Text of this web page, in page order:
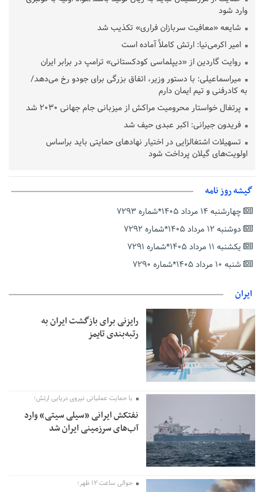
وارد شود
شایعه «معافیت سربازان فراری» تکذیب شد
امیر اکرمی‌نیا: ارتش کاملاً آماده است
روایت گاردین از «دیپلماسی کودکستانی» ترامپ در برابر ایران
میراسماعیلی: با دستور وزیر، اتفاق بزرگی برای جودو رخ می‌دهد/
به کادرفنی و تیم ایمان دارم
پرتغال خواستار محرومیت مراکش از میزبانی جام جهانی ۲۰۳۰ شد
فریدون جیرانی: اکبر عبدی حیف شد
تسهیلات اشتغالزایی در اختیار نهادهای حمایتی باید براساس
اولویت‌های گیلان پرداخت شود
دفتر رهبر انقلاب: مطالب خارج از مراجع رسمی فاقد سندیت است
بقائی: فضای مذاکرات فنی و سیاسی ایران و عمان درباره تنگه هرمز،
مثبت است
رئیس سازمان جهاد کشاورزی استان: کشاورزان گیلان نسبت به
دریافت یارانه کود اقدام کنند
گیشه روز نامه
چهارشنبه ۱۴ مرداد ۱۴۰۵*شماره ۷۲۹۳
دوشنبه ۱۲ مرداد ۱۴۰۵*شماره ۷۲۹۲
یکشنبه ۱۱ مرداد ۱۴۰۵*شماره ۷۲۹۱
شنبه ۱۰ مرداد ۱۴۰۵*شماره ۷۲۹۰
ایران
رایزنی برای بازگشت ایران به
رتبه‌بندی تایمز
با حمایت عملیاتی نیروی دریایی ارتش؛
نفتکش ایرانی «سیلی سیتی» وارد
آب‌های سرزمینی ایران شد
حوالی ساعت ۱۲ ظهر؛